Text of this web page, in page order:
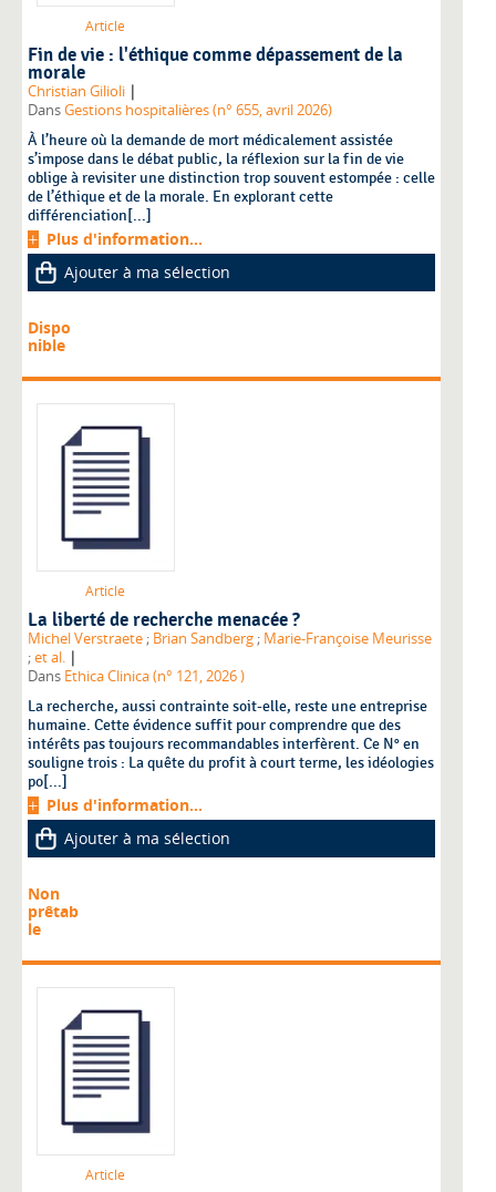
Article
Fin de vie : l'éthique comme dépassement de la
morale
Christian Gilioli |
DansGestions hospitalières (n° 655, avril 2026)
À l’heure où la demande de mort médicalement assistée
s’impose dans le débat public, la réflexion sur la fin de vie
oblige à revisiter une distinction trop souvent estompée : celle
de l’éthique et de la morale. En explorant cette
différenciation[...]
Plus d'information...
Ajouter à ma sélection
Dispo
nible
Article
La liberté de recherche menacée ?
Michel Verstraete ; Brian Sandberg ; Marie-Françoise Meurisse
;et al. |
Dans
Ethica Clinica (n° 121, 2026 )
La recherche, aussi contrainte soit-elle, reste une entreprise
humaine. Cette évidence suffit pour comprendre que des
intérêts pas toujours recommandables interfèrent. Ce N° en
souligne trois : La quête du profit à court terme, les idéologies
po[...]
Plus d'information...
Ajouter à ma sélection
Non
prêtab
le
Article